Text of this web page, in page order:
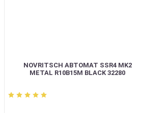
NOVRITSCH АВТОМАТ SSR4 MK2
METAL R10B15M BLACK 32280